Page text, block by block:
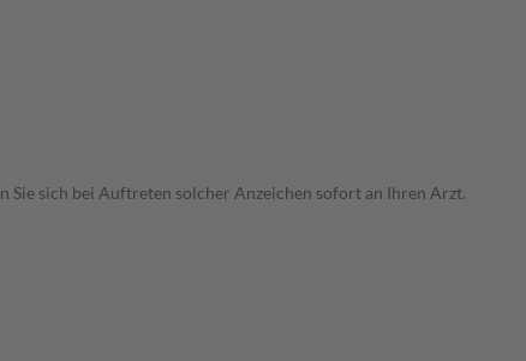
Sie sich bei Auftreten solcher Anzeichen sofort an Ihren Arzt.